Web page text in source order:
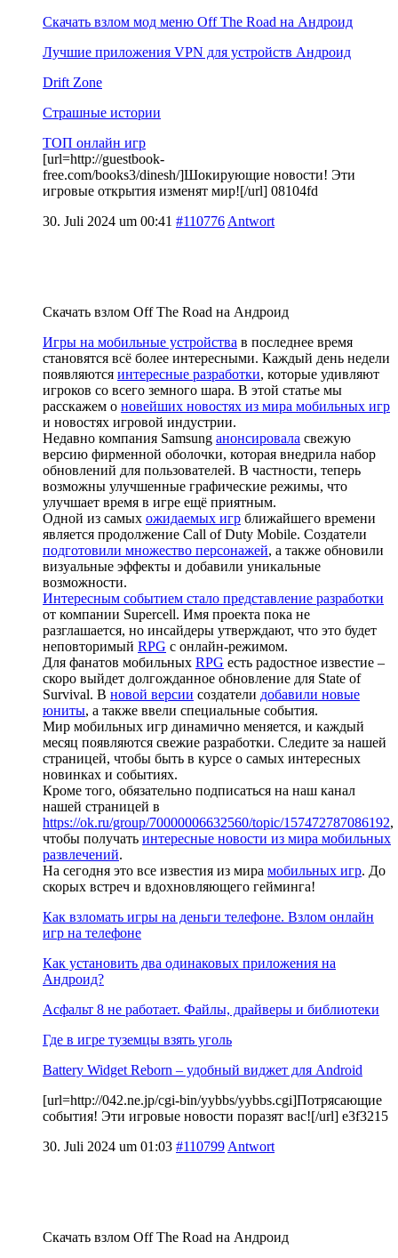
Скачать взлом мод меню Off The Road на Андроид
Лучшие приложения VPN для устройств Андроид
Drift Zone
Страшные истории
ТОП онлайн игр
[url=http://guestbook-
free.com/books3/dinesh/]Шокирующие новости! Эти
игровые открытия изменят мир![/url] 08104fd
30. Juli 2024 um 00:41 #110776 Antwort
Скачать взлом Off The Road на Андроид
Игры на мобильные устройства в последнее время
становятся всё более интересными. Каждый день недели
появляются интересные разработки, которые удивляют
игроков со всего земного шара. В этой статье мы
расскажем о новейших новостях из мира мобильных игр
и новостях игровой индустрии.
Недавно компания Samsung анонсировала свежую
версию фирменной оболочки, которая внедрила набор
обновлений для пользователей. В частности, теперь
возможны улучшенные графические режимы, что
улучшает время в игре ещё приятным.
Одной из самых ожидаемых игр ближайшего времени
является продолжение Call of Duty Mobile. Создатели
подготовили множество персонажей, а также обновили
визуальные эффекты и добавили уникальные
возможности.
Интересным событием стало представление разработки
от компании Supercell. Имя проекта пока не
разглашается, но инсайдеры утверждают, что это будет
неповторимый RPG с онлайн-режимом.
Для фанатов мобильных RPG есть радостное известие –
скоро выйдет долгожданное обновление для State of
Survival. В новой версии создатели добавили новые
юниты, а также ввели специальные события.
Мир мобильных игр динамично меняется, и каждый
месяц появляются свежие разработки. Следите за нашей
страницей, чтобы быть в курсе о самых интересных
новинках и событиях.
Кроме того, обязательно подписаться на наш канал
нашей страницей в
https://ok.ru/group/70000006632560/topic/157472787086192,
чтобы получать интересные новости из мира мобильных
развлечений.
На сегодня это все известия из мира мобильных игр. До
скорых встреч и вдохновляющего гейминга!
Как взломать игры на деньги телефоне. Взлом онлайн
игр на телефоне
Как установить два одинаковых приложения на
Андроид?
Асфальт 8 не работает. Файлы, драйверы и библиотеки
Где в игре туземцы взять уголь
Battery Widget Reborn – удобный виджет для Android
[url=http://042.ne.jp/cgi-bin/yybbs/yybbs.cgi]Потрясающие
события! Эти игровые новости поразят вас![/url] e3f3215
30. Juli 2024 um 01:03 #110799 Antwort
Скачать взлом Off The Road на Андроид